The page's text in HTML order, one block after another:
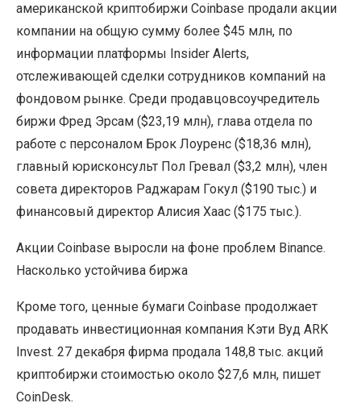
американской криптобиржи Coinbase продали акции
компании на общую сумму более $45 млн, по
информации платформы Insider Alerts,
отслеживающей сделки сотрудников компаний на
фондовом рынке. Среди продавцовсоучредитель
биржи Фред Эрсам ($23,19 млн), глава отдела по
работе с персоналом Брок Лоуренс ($18,36 млн),
главный юрисконсульт Пол Гревал ($3,2 млн), член
совета директоров Раджарам Гокул ($190 тыс.) и
финансовый директор Алисия Хаас ($175 тыс.).
Акции Coinbase выросли на фоне проблем Binance.
Насколько устойчива биржа
Кроме того, ценные бумаги Coinbase продолжает
продавать инвестиционная компания Кэти Вуд ARK
Invest. 27 декабря фирма продала 148,8 тыс. акций
криптобиржи стоимостью около $27,6 млн, пишет
CoinDesk.